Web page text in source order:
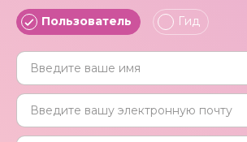
Пользователь Гид